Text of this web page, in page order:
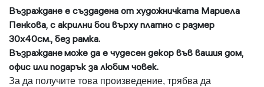
Възраждане е създадена от художничката Мариела
Пенкова, с акрилни бои върху платно с размер
30х40см., без рамка.
Възражданеможе да е чудесен декор във вашия дом,
офис или подарък за любим човек.
За да получите това произведение, трябва да